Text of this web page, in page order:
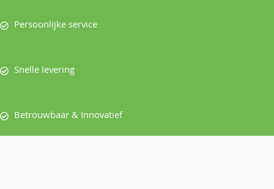
Persoonlijke service
Snelle levering
Betrouwbaar & Innovatief